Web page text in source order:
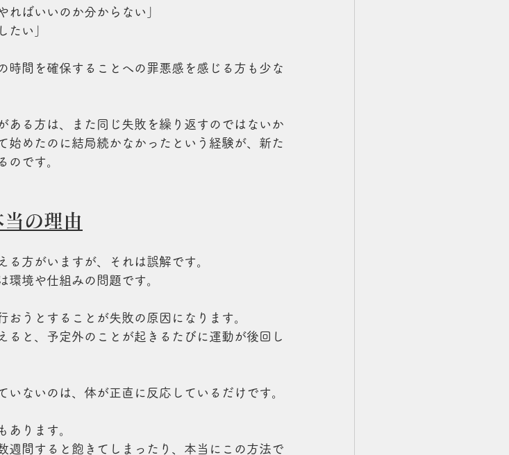
ればいいのか分からない」
たい」
時間を確保することへの罪悪感を感じる方も少な
ある方は、また同じ失敗を繰り返すのではないか
始めたのに結局続かなかったという経験が、新た
のです。
の理由
方がいますが、それは誤解です。
環境や仕組みの問題です。
おうとすることが失敗の原因になります。
ると、予定外のことが起きるたびに運動が後回し
ないのは、体が正直に反応しているだけです。
あります。
週間すると飽きてしまったり、本当にこの方法で